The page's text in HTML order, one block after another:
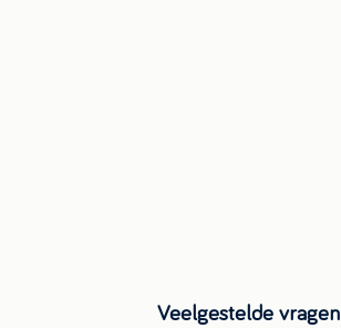
Veelgestelde vragen